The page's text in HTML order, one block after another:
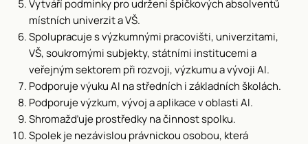
Vytváří podmínky pro udržení špičkových absolventů
místních univerzit a VŠ.
Spolupracuje s výzkumnými pracovišti, univerzitami,
VŠ, soukromými subjekty, státními institucemi a
veřejným sektorem při rozvoji, výzkumu a vývoji AI.
Podporuje výuku AI na středních i základních školách.
Podporuje výzkum, vývoj a aplikace v oblasti AI.
Shromažďuje prostředky na činnost spolku.
Spolek je nezávislou právnickou osobou, která